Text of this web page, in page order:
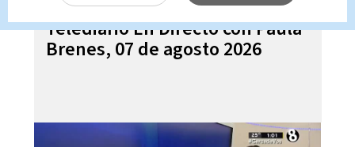
Telediario En Directo con Paula
Brenes, 07 de agosto 2026